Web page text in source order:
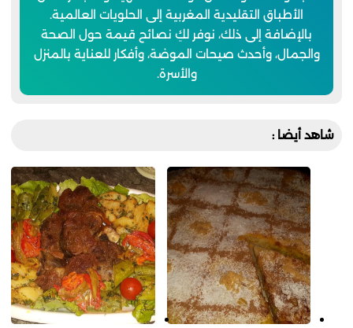
الأطباق التقليدية المغربية إلى الحلويات العالمية.
بالإضافة إلى ذلك، نوفر لكِ نصائح قيمة حول الصحة
والجمال، وأحدث صيحات الموضة، وأفكار للعناية بالمنزل
والأسرة.
شاهد أيضا :